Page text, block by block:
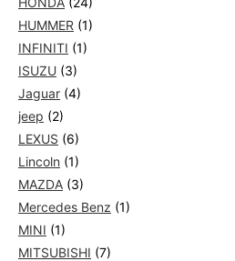
HUMMER (1)
INFINITI (1)
ISUZU (3)
Jaguar (4)
jeep (2)
LEXUS (6)
Lincoln (1)
MAZDA (3)
Mercedes Benz (1)
MINI (1)
MITSUBISHI (7)